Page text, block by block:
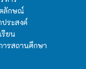
ลักษณ์
ระสงค์
รียน
รสถานศึกษา